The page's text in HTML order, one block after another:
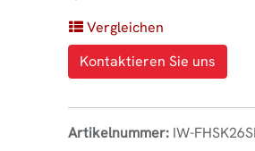
Vergleichen
Kontaktieren Sie uns
Artikelnummer: IW-